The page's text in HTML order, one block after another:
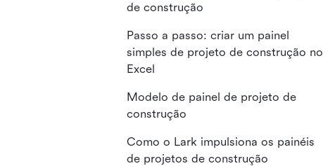
de construção
Passo a passo: criar um painel
simples de projeto de construção no
Excel
Modelo de painel de projeto de
construção
Como o Lark impulsiona os painéis
de projetos de construção